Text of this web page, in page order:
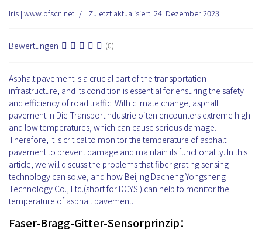
Iris | www.ofscn.net Zuletzt aktualisiert: 24. Dezember 2023
Bewertungen (0)
Asphalt pavement is a crucial part of the transportation
infrastructure, and its condition is essential for ensuring the safety
and efficiency of road traffic. With climate change, asphalt
pavement in Die Transportindustrie often encounters extreme high
and low temperatures, which can cause serious damage.
Therefore, it is critical to monitor the temperature of asphalt
pavement to prevent damage and maintain its functionality. In this
article, we will discuss the problems that fiber grating sensing
technology can solve, and how Beijing Dacheng Yongsheng
Technology Co., Ltd.(short for DCYS ) can help to monitor the
temperature of asphalt pavement.
Faser-Bragg-Gitter-Sensorprinzip：